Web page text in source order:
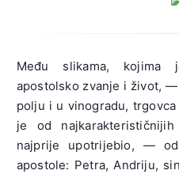
Među slikama, kojima
apostolsko zvanje i život,
polju i u vinogradu,
je od
najprije upotrijebio, —
apostole: Petra, Andriju,